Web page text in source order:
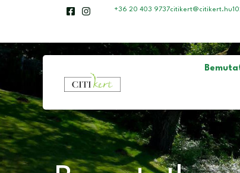
+36 20 403 9737citikert@citikert.hu
Bemutatkozás